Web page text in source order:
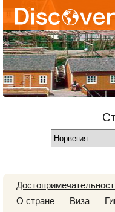
О стране
Виза